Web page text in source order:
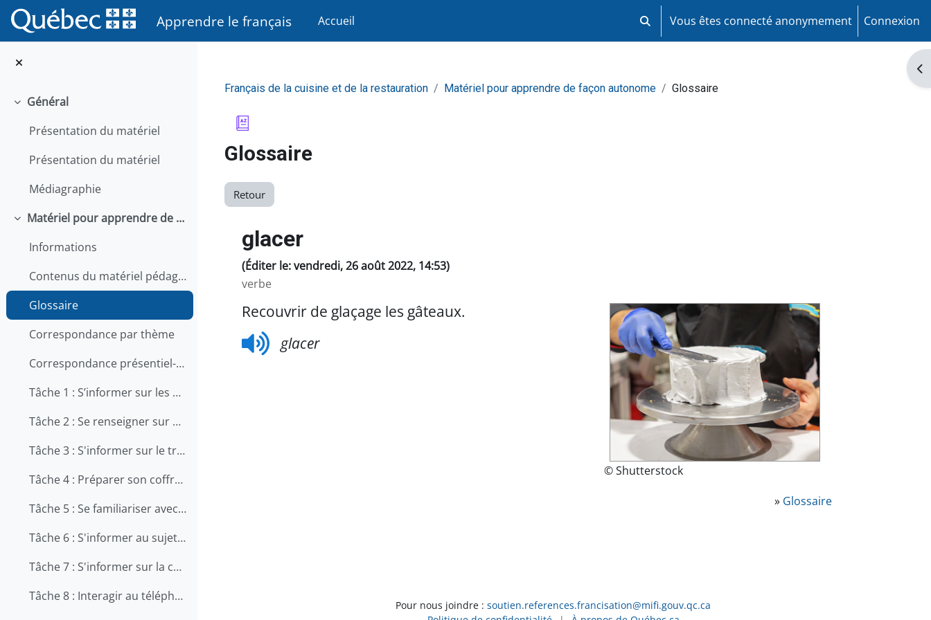
Passer au contenu principal
Apprendre le français Accueil Activer/désactiver la saisie de recherche
Vous êtes connecté anonymement Connexion
Replier
Général
Présentation du matériel
Présentation du matériel
Médiagraphie
Replier
Matériel pour apprendre de façon autonome
Informations
Contenus du matériel pédagogique
Glossaire
Correspondance par thème
Correspondance présentiel-en ligne
Tâche 1 : S’informer sur les qualités et les compétences recherchées pour travailler en restauration
Tâche 2 : Se renseigner sur une offre d'emploi au téléphone
Tâche 3 : S'informer sur le travail en cuisine
Tâche 4 : Préparer son coffre d'outils
Tâche 5 : Se familiariser avec le métier d'aide-cuisinier
Tâche 6 : S'informer au sujet de la prévention des chutes au travail
Tâche 7 : S'informer sur la carrière de chef
Tâche 8 : Interagir au téléphone avec les clients
Français de la cuisine et de la restauration Matériel pour apprendre de façon autonome Glossaire
Glossaire
Retour
glacer
(Éditer le: vendredi, 26 août 2022, 14:53)
verbe
Recouvrir de glaçage les gâteaux.
glacer
© Shutterstock
» Glossaire
Pour nous joindre : soutien.references.francisation@mifi.gouv.qc.ca